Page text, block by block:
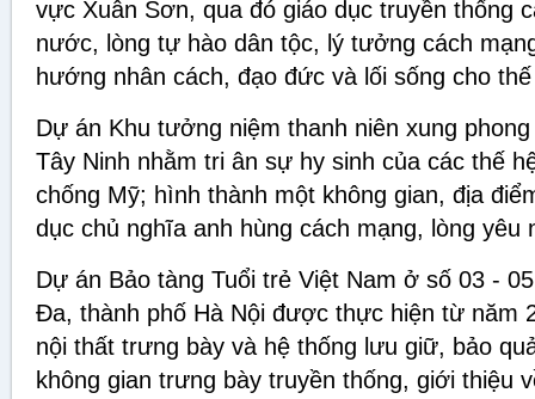
vực Xuân Sơn, qua đó giáo dục truyền thống
nước, lòng tự hào dân tộc, lý tưởng cách
hướng nhân cách, đạo đức và lối sống cho
Dự án Khu tưởng niệm thanh niên xung
Tây Ninh nhằm tri ân sự hy sinh của các thế
chống Mỹ; hình thành một không gian, địa
dục chủ nghĩa anh hùng cách mạng, lòng
Dự án Bảo tàng Tuổi trẻ Việt Nam ở số 03 -
Đa, thành phố Hà Nội được thực hiện từ năm
nội thất trưng bày và hệ thống lưu giữ, bảo
không gian trưng bày truyền thống, giới thiệu